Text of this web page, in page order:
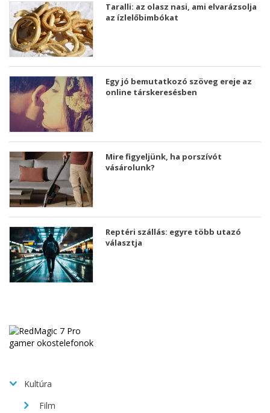
Taralli: az olasz nasi, ami elvarázsolja
az ízlelőbimbókat
Egy jó bemutatkozó szöveg ereje az
online társkeresésben
Mire figyeljünk, ha porszívót
vásárolunk?
Reptéri szállás: egyre több utazó
választja
Kultúra
Film